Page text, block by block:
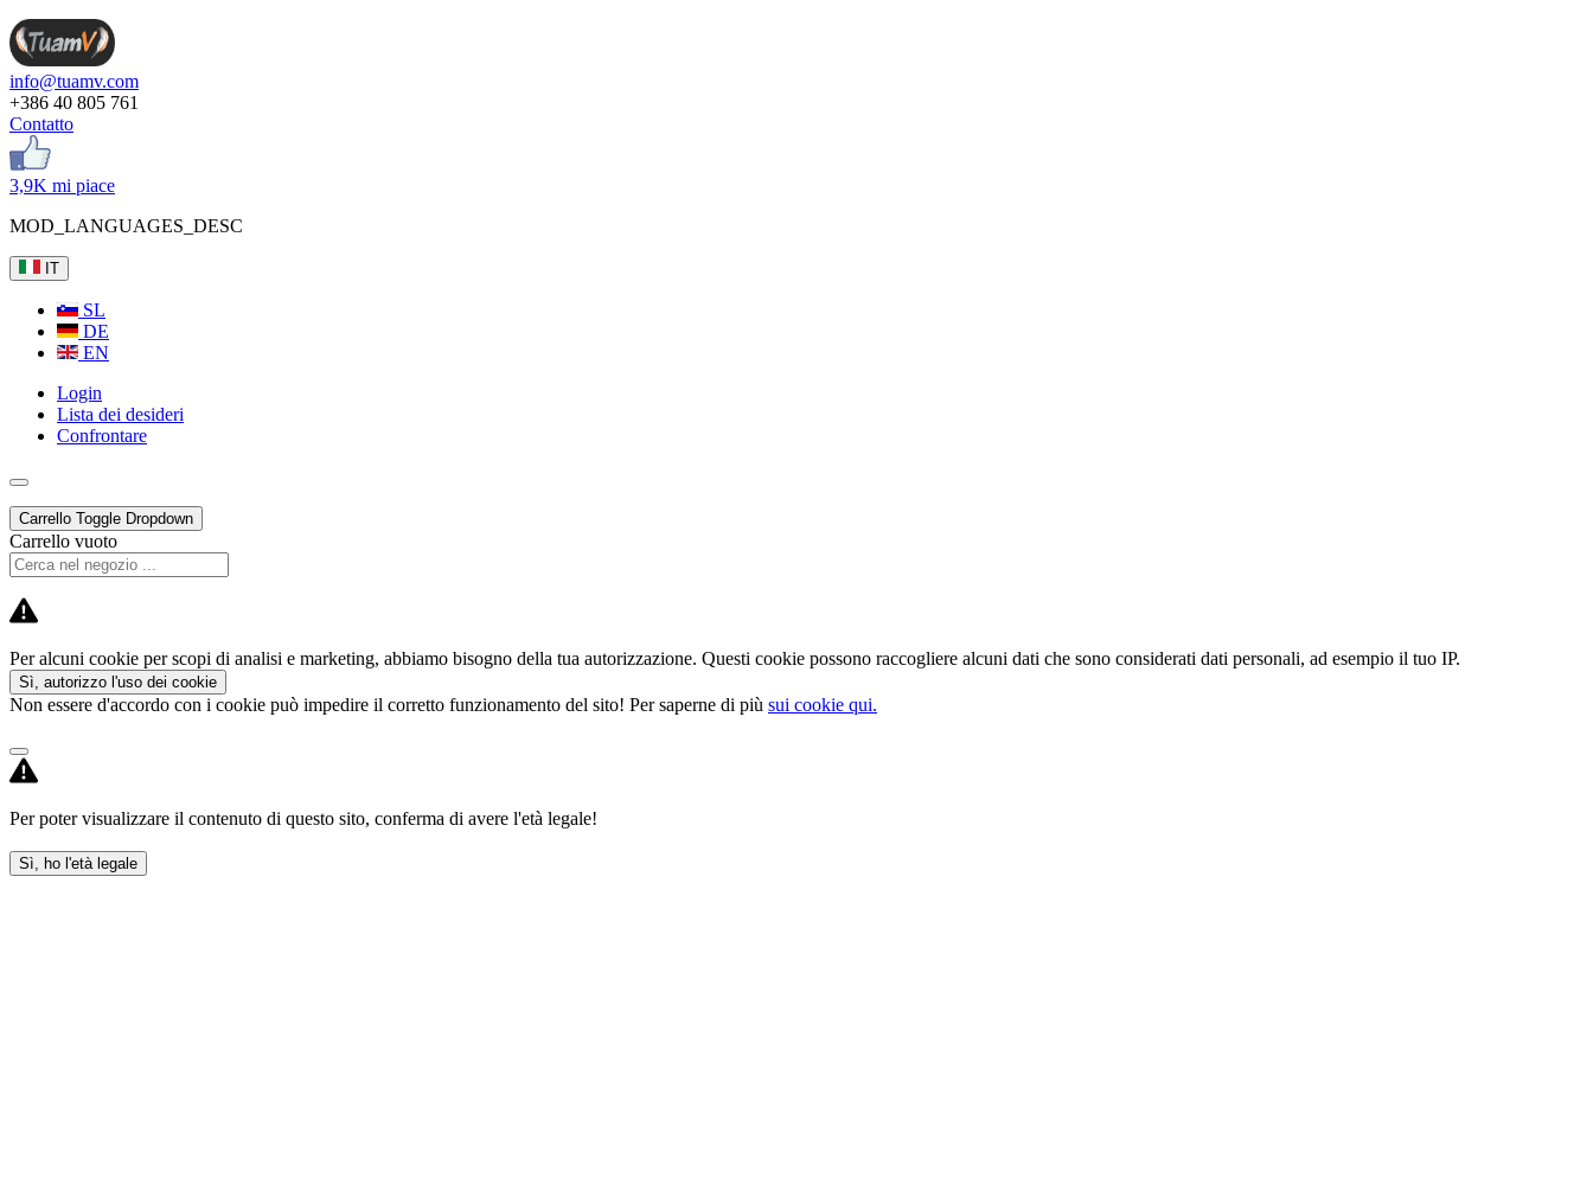
info@tuamv.com
+386 40 805 761
Contatto
3,9K mi piace
MOD_LANGUAGES_DESC
IT
SL
DE
EN
Login
Lista dei desideri
Confrontare
Carrello Toggle Dropdown
Carrello vuoto
Per alcuni cookie per scopi di analisi e marketing, abbiamo bisogno della tua autorizzazione. Questi cookie possono raccogliere alcuni dati che sono considerati dati personali, ad esempio il tuo IP.
Sì, autorizzo l'uso dei cookie
Non essere d'accordo con i cookie può impedire il corretto funzionamento del sito! Per saperne di più sui cookie qui.
Per poter visualizzare il contenuto di questo sito, conferma di avere l'età legale!
Sì, ho l'età legale